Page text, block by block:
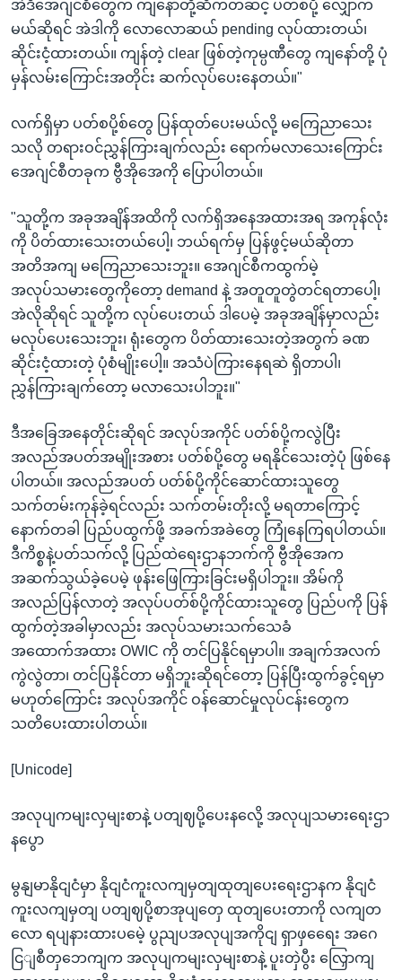
အဲဒီအေဂျင်စီတွေက ကျနော်တို့ဆီကတဆင့် ပတ်စ်ပို့ လျှောက်
မယ်ဆိုရင် အဲဒါကို လောလောဆယ် pending လုပ်ထားတယ်၊
ဆိုင်းငံ့ထားတယ်။ ကျန်တဲ့ clear ဖြစ်တဲ့ကုမ္ပဏီတွေ ကျနော်တို့ ပုံ
မှန်လမ်းကြောင်းအတိုင်း ဆက်လုပ်ပေးနေတယ်။"
လက်ရှိမှာ ပတ်စပို့စ်တွေ ပြန်ထုတ်ပေးမယ်လို့ မကြေညာသေး
သလို တရားဝင်ညွှန်ကြားချက်လည်း ရောက်မလာသေးကြောင်း
အေဂျင်စီတခုက ဗွီအိုအေကို ပြောပါတယ်။
"သူတို့က အခုအချိန်အထိကို လက်ရှိအနေအထားအရ အကုန်လုံး
ကို ပိတ်ထားသေးတယ်ပေါ့၊ ဘယ်ရက်မှ ပြန်ဖွင့်မယ်ဆိုတာ
အတိအကျ မကြေညာသေးဘူး။ အေဂျင်စီကထွက်မဲ့
အလုပ်သမားတွေကိုတော့ demand နဲ့ အတူတူတွဲတင်ရတာပေါ့၊
အဲလိုဆိုရင် သူတို့က လုပ်ပေးတယ် ဒါပေမဲ့ အခုအချိန်မှာလည်း
မလုပ်ပေးသေးဘူး၊ ရုံးတွေက ပိတ်ထားသေးတဲ့အတွက် ခဏ
ဆိုင်းငံ့ထားတဲ့ ပုံစံမျိုးပေါ့။ အသံပဲကြားနေရဆဲ ရှိတာပါ၊
ညွှန်ကြားချက်တော့ မလာသေးပါဘူး။"
ဒီအခြေအနေတိုင်းဆိုရင် အလုပ်အကိုင် ပတ်စ်ပို့ကလွဲပြီး
အလည်အပတ်အမျိုးအစား ပတ်စ်ပို့တွေ မရနိုင်သေးတဲ့ပုံ ဖြစ်နေ
ပါတယ်။ အလည်အပတ် ပတ်စ်ပို့ကိုင်ဆောင်ထားသူတွေ
သက်တမ်းကုန်ခဲ့ရင်လည်း သက်တမ်းတိုးလို့ မရတာကြောင့်
နောက်တခါ ပြည်ပထွက်ဖို့ အခက်အခဲတွေ ကြုံနေကြရပါတယ်။
ဒီကိစ္စနဲ့ပတ်သက်လို့ ပြည်ထဲရေးဌာနဘက်ကို ဗွီအိုအေက
အဆက်သွယ်ခဲ့ပေမဲ့ ဖုန်းဖြေကြားခြင်းမရှိပါဘူး။ အိမ်ကို
အလည်ပြန်လာတဲ့ အလုပ်ပတ်စ်ပို့ကိုင်ထားသူတွေ ပြည်ပကို ပြန်
ထွက်တဲ့အခါမှာလည်း အလုပ်သမားသက်သေခံ
အထောက်အထား OWIC ကို တင်ပြနိုင်ရမှာပါ။ အချက်အလက်
ကွဲလွဲတာ၊ တင်ပြနိုင်တာ မရှိဘူးဆိုရင်တော့ ပြန်ပြီးထွက်ခွင့်ရမှာ
မဟုတ်ကြောင်း အလုပ်အကိုင် ဝန်ဆောင်မှုလုပ်ငန်းတွေက
သတိပေးထားပါတယ်။
[Unicode]
အလုပျကမျးလှမျးစာနဲ့ ပတျဈပို့ပေးနလေို့ အလုပျသမားရေးဌာ
နပွော
မွနျမာနိုငျငံမှာ နိုငျငံကူးလကျမှတျထုတျပေးရေးဌာနက နိုငျငံ
ကူးလကျမှတျ ပတျဈပို့စာအုပျတှေ ထုတျပေးတာကို လကျတ
လော ရပျနားထားပမေဲ့ ပွညျပအလုပျအကိုငျ ရှာဖှရေေး အဂေ
ငြျစီတှဘေကျက အလုပျကမျးလှမျးစာနဲ့ ပူးတှဲပွီး လြှောကျ